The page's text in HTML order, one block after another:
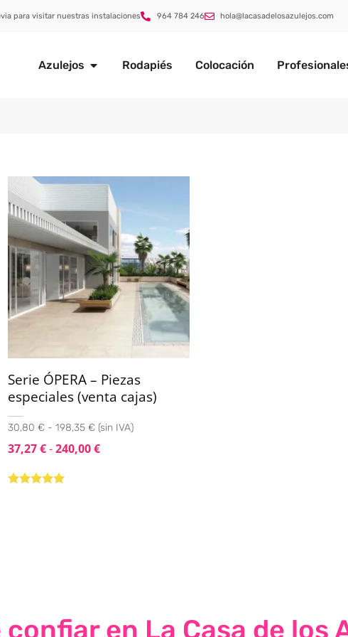
para visitar nuestras instalaciones 964 784 246 hola@lacasadelosazulejos.com
Azulejos Rodapiés Colocación
Serie ÓPERA – Piezas
especiales (venta cajas)
30,80 € - 198,35 € (sin IVA)
37,27€-240,00€
confiar en La Casa de los